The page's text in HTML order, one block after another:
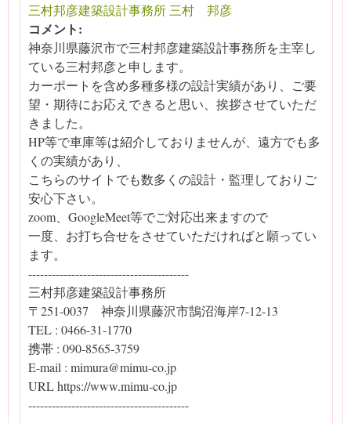
三村邦彦建築設計事務所 三村 邦彦
コメント:
神奈川県藤沢市で三村邦彦建築設計事務所を主宰し
ている三村邦彦と申します。
カーポートを含め多種多様の設計実績があり、ご要
望・期待にお応えできると思い、挨拶させていただ
きました。
HP等で車庫等は紹介しておりませんが、遠方でも多
くの実績があり、
こちらのサイトでも数多くの設計・監理しておりご
安心下さい。
zoom、GoogleMeet等でご対応出来ますので
一度、お打ち合せをさせていただければと願ってい
ます。
-----------------------------------------
三村邦彦建築設計事務所
〒251-0037 神奈川県藤沢市鵠沼海岸7-12-13
TEL : 0466-31-1770
携帯 : 090-8565-3759
E-mail : mimura@mimu-co.jp
URL https://www.mimu-co.jp
-----------------------------------------